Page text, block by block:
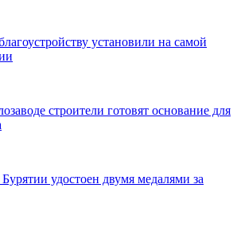
установили на самой
строители готовят основание для
удостоен двумя медалями за